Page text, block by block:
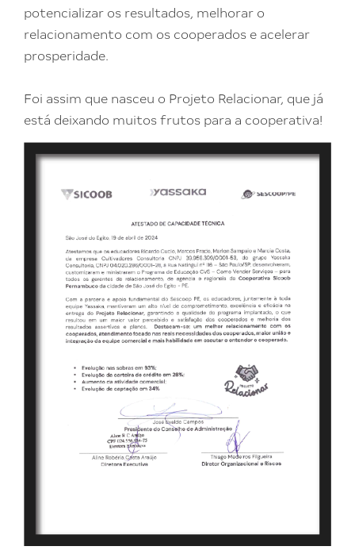
potencializar os resultados, melhorar o
relacionamento com os cooperados e acelerar
prosperidade.
Foi assim que nasceu o Projeto Relacionar, que já
está deixando muitos frutos para a cooperativa!